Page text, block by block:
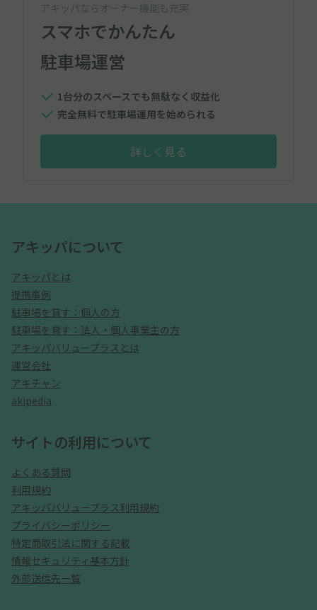
アキッパならオーナー機能も充実
スマホでかんたん
駐車場運営
1台分のスペースでも無駄なく収益化
完全無料で駐車場運用を始められる
詳しく見る
アキッパについて
アキッパとは
提携事例
駐車場を貸す：個人の方
駐車場を貸す：法人・個人事業主の方
アキッパバリュープラスとは
運営会社
アキチャン
akipedia
サイトの利用について
よくある質問
利用規約
アキッパバリュープラス利用規約
プライバシーポリシー
特定商取引法に関する記載
情報セキュリティ基本方針
外部送信先一覧